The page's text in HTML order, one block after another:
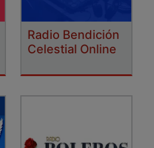
Radio Bendición
Celestial Online